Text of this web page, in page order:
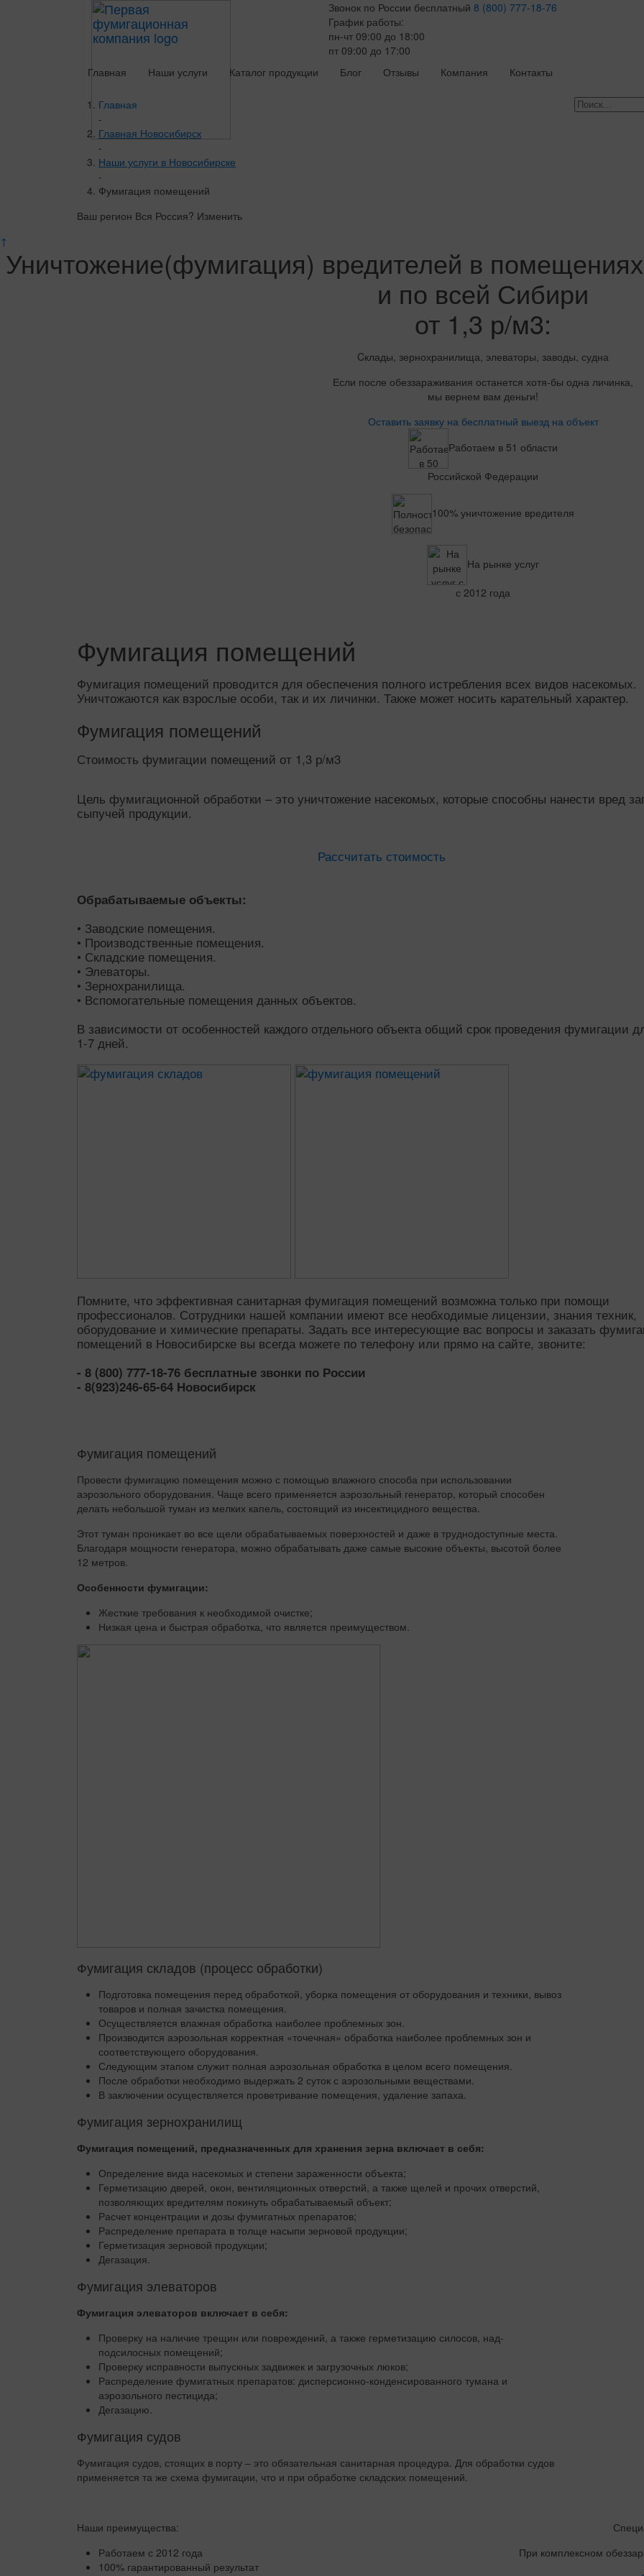
Звонок по России бесплатный 8 (800) 777-18-76
График работы:
пн-чт 09:00 до 18:00
пт 09:00 до 17:00
Главная
Наши услуги Каталог продукции Блог Отзывы Компания Контакты
Главная
-
Главная Новосибирск
-
Наши услуги в Новосибирске
-
Фумигация помещений
Ваш регион Вся Россия? Изменить
↑
Уничтожение(фумигация) вредителей в
и по всей Сибири
от 1,3 р/м3:
Cклады, зернохранилища, элеваторы, заводы, судна
Если после обеззараживания останется хотя-бы одна личинка,
мы вернем вам деньги!
Оставить заявку на бесплатный выезд на объект
Работаем в 51 области
Российской Федерации
100% уничтожение вредителя
На рынке услуг
с 2012 года
Фумигация помещений
Фумигация помещений проводится для обеспечения полного истребления всех видов насекомых.
Уничтожаются как взрослые особи, так и их личинки. Также может носить карательный характер.
Фумигация помещений
Стоимость фумигации помещений от 1,3 р/м3
Цель фумигационной обработки – это уничтожение насекомых, которые способны нанести вред
сыпучей продукции.
Рассчитать стоимость
Обрабатываемые объекты:
• Заводские помещения.
• Производственные помещения.
• Складские помещения.
• Элеваторы.
• Зернохранилища.
• Вспомогательные помещения данных объектов.
В зависимости от особенностей каждого отдельного объекта общий срок проведения фумигации
1-7 дней.
Помните, что эффективная санитарная фумигация помещений возможна только при помощи
профессионалов. Сотрудники нашей компании имеют все необходимые лицензии, знания техник,
оборудование и химические препараты. Задать все интересующие вас вопросы и заказать
помещений в Новосибирске вы всегда можете по телефону или прямо на сайте, звоните:
- 8 (800) 777-18-76 бесплатные звонки по России
- 8(923)246-65-64 Новосибирск
Фумигация помещений
Провести фумигацию помещения можно с помощью влажного способа при использовании
аэрозольного оборудования. Чаще всего применяется аэрозольный генератор, который способен
делать небольшой туман из мелких капель, состоящий из инсектицидного вещества.
Этот туман проникает во все щели обрабатываемых поверхностей и даже в труднодоступные места.
Благодаря мощности генератора, можно обрабатывать даже самые высокие объекты, высотой более
12 метров.
Особенности фумигации:
Жесткие требования к необходимой очистке;
Низкая цена и быстрая обработка, что является преимуществом.
Фумигация складов (процесс обработки)
Подготовка помещения перед обработкой, уборка помещения от оборудования и техники, вывоз
товаров и полная зачистка помещения.
Осуществляется влажная обработка наиболее проблемных зон.
Производится аэрозольная корректная «точечная» обработка наиболее проблемных зон и
соответствующего оборудования.
Следующим этапом служит полная аэрозольная обработка в целом всего помещения.
После обработки необходимо выдержать 2 суток с аэрозольными веществами.
В заключении осуществляется проветривание помещения, удаление запаха.
Фумигация зернохранилищ
Фумигация помещений, предназначенных для хранения зерна включает в себя:
Определение вида насекомых и степени зараженности объекта;
Герметизацию дверей, окон, вентиляционных отверстий, а также щелей и прочих отверстий,
позволяющих вредителям покинуть обрабатываемый объект;
Расчет концентрации и дозы фумигатных препаратов;
Распределение препарата в толще насыпи зерновой продукции;
Герметизация зерновой продукции;
Дегазация.
Фумигация элеваторов
Фумигация элеваторов включает в себя:
Проверку на наличие трещин или повреждений, а также герметизацию силосов, над-
подсилосных помещений;
Проверку исправности выпускных задвижек и загрузочных люков;
Распределение фумигатных препаратов: дисперсионно-конденсированного тумана и
аэрозольного пестицида;
Дегазацию.
Фумигация судов
Фумигация судов, стоящих в порту – это обязательная санитарная процедура. Для обработки судов
применяется та же схема фумигации, что и при обработке складских помещений.
Наши преимущества:
Работаем с 2012 года
100% гарантированный результат
При комплексном